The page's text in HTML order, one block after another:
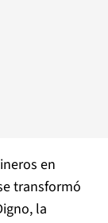
en
transformó
la